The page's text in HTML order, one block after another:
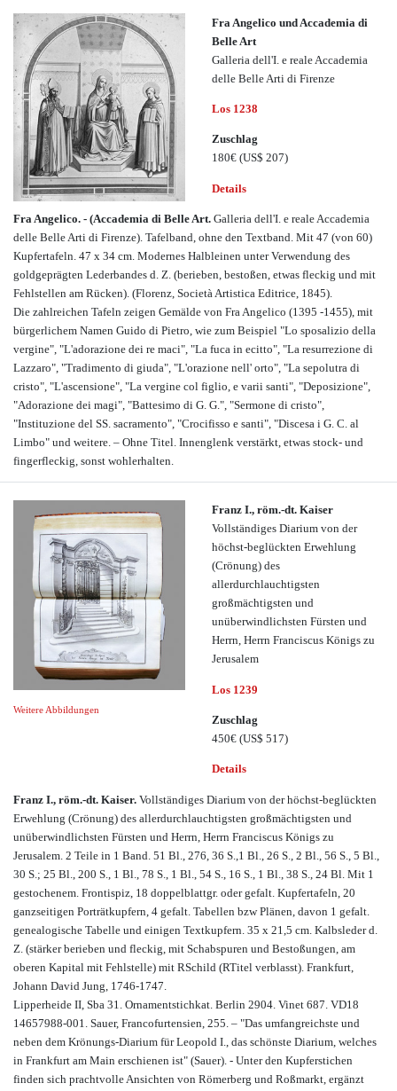
Fra Angelico und Accademia di
Belle Art
Galleria dell'I. e reale Accademia
delle Belle Arti di Firenze
Los 1238
Zuschlag
180€ (US$ 207)
Details
Fra Angelico. - (Accademia di Belle Art. Galleria dell'I. e reale Accademia
delle Belle Arti di Firenze). Tafelband, ohne den Textband. Mit 47 (von 60)
Kupfertafeln. 47 x 34 cm. Modernes Halbleinen unter Verwendung des
goldgeprägten Lederbandes d. Z. (berieben, bestoßen, etwas fleckig und mit
Fehlstellen am Rücken). (Florenz, Società Artistica Editrice, 1845).
Die zahlreichen Tafeln zeigen Gemälde von Fra Angelico (1395 -1455), mit
bürgerlichem Namen Guido di Pietro, wie zum Beispiel "Lo sposalizio della
vergine", "L'adorazione dei re maci", "La fuca in ecitto", "La resurrezione di
Lazzaro", "Tradimento di giuda", "L'orazione nell' orto", "La sepolutra di
cristo", "L'ascensione", "La vergine col figlio, e varii santi", "Deposizione",
"Adorazione dei magi", "Battesimo di G. G.", "Sermone di cristo",
"Instituzione del SS. sacramento", "Crocifisso e santi", "Discesa i G. C. al
Limbo" und weitere. – Ohne Titel. Innenglenk verstärkt, etwas stock- und
fingerfleckig, sonst wohlerhalten.
Weitere Abbildungen
Franz I., röm.-dt. Kaiser
Vollständiges Diarium von der
höchst-beglückten Erwehlung
(Crönung) des
allerdurchlauchtigsten
großmächtigsten und
unüberwindlichsten Fürsten und
Herrn, Herrn Franciscus Königs zu
Jerusalem
Los 1239
Zuschlag
450€ (US$ 517)
Details
Franz I., röm.-dt. Kaiser. Vollständiges Diarium von der höchst-beglückten
Erwehlung (Crönung) des allerdurchlauchtigsten großmächtigsten und
unüberwindlichsten Fürsten und Herrn, Herrn Franciscus Königs zu
Jerusalem. 2 Teile in 1 Band. 51 Bl., 276, 36 S.,1 Bl., 26 S., 2 Bl., 56 S., 5 Bl.,
30 S.; 25 Bl., 200 S., 1 Bl., 78 S., 1 Bl., 54 S., 16 S., 1 Bl., 38 S., 24 Bl. Mit 1
gestochenem. Frontispiz, 18 doppelblattgr. oder gefalt. Kupfertafeln, 20
ganzseitigen Porträtkupfern, 4 gefalt. Tabellen bzw Plänen, davon 1 gefalt.
genealogische Tabelle und einigen Textkupfern. 35 x 21,5 cm. Kalbsleder d.
Z. (stärker berieben und fleckig, mit Schabspuren und Bestoßungen, am
oberen Kapital mit Fehlstelle) mit RSchild (RTitel verblasst). Frankfurt,
Johann David Jung, 1746-1747.
Lipperheide II, Sba 31. Ornamentstichkat. Berlin 2904. Vinet 687. VD18
14657988-001. Sauer, Francofurtensien, 255. – "Das umfangreichste und
neben dem Krönungs-Diarium für Leopold I., das schönste Diarium, welches
in Frankfurt am Main erschienen ist" (Sauer). - Unter den Kupferstichen
finden sich prachtvolle Ansichten von Römerberg und Roßmarkt, ergänzt